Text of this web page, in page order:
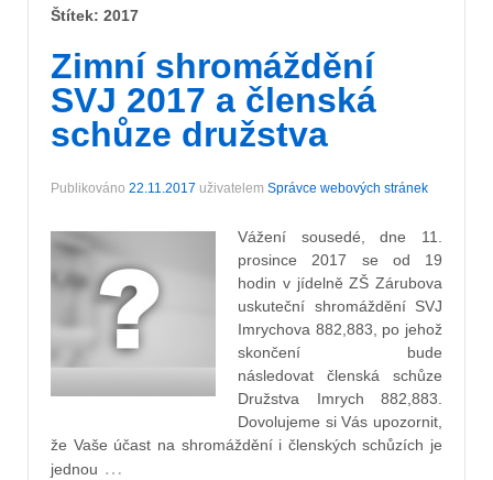
Štítek: 2017
Zimní shromáždění
SVJ 2017 a členská
schůze družstva
Publikováno 22.11.2017 uživatelem Správce webových stránek
Vážení sousedé, dne 11.
prosince 2017 se od 19
hodin v jídelně ZŠ Zárubova
uskuteční shromáždění SVJ
Imrychova 882,883, po jehož
skončení bude
následovat členská schůze
Družstva Imrych 882,883.
Dovolujeme si Vás upozornit,
že Vaše účast na shromáždění i členských schůzích je
jednou …